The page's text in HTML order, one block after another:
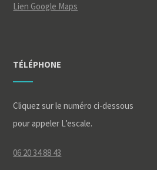
Lien Google Maps
TÉLÉPHONE
Cliquez sur le numéro ci-dessous
pour appeler L’escale.
06 20 34 88 43